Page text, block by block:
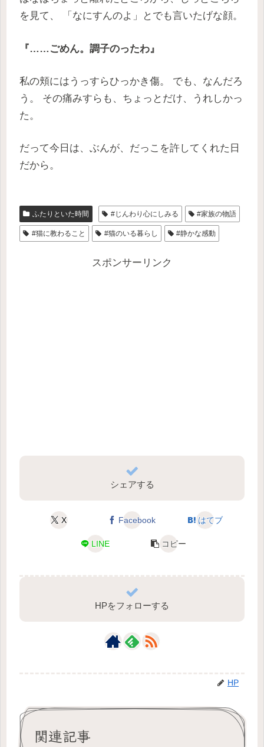
を見て、 「なにすんのよ」とでも言いたげな顔。
『……ごめん。調子のったわ』
私の頬にはうっすらひっかき傷。 でも、なんだろ
う。 その痛みすらも、ちょっとだけ、うれしかっ
た。
だって今日は、ぶんが、だっこを許してくれた日
だから。
ふたりといた時間 #じんわり心にしみる #家族の物語
#猫に教わること #猫のいる暮らし #静かな感動
スポンサーリンク
シェアする
X Facebook はてブ
LINE コピー
HPをフォローする
HP
関連記事